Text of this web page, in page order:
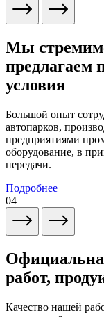
Мы
предлагаем
условия
Большой опыт
автопарков,
предприятиями
оборудование, в
передачи.
Подробнее
04
работ,
Качество нашей